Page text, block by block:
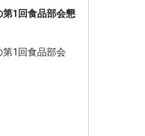
第1回食品部会懇
1回食品部会